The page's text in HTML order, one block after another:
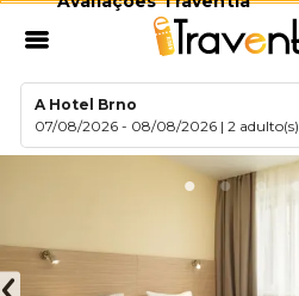
A Hotel Brno
07/08/2026 - 08/08/2026 |2 adulto(s)